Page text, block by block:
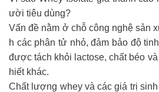
ười tiêu dùng?
Vấn đề nằm ở chỗ công nghệ sản
h các phân tử nhỏ, đảm bảo độ
được tách khỏi lactose, chất béo
hiết khác.
Chất lượng whey và các giá trị